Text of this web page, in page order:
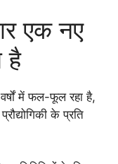
एक नए
है
में फल-फूल रहा है,
के प्रति